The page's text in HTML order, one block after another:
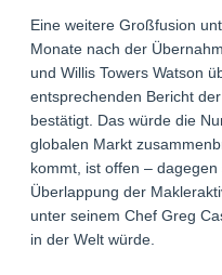
Eine weitere Großfusion
Monate nach der
und Willis Towers Watson
entsprechenden Bericht
bestätigt. Das würde die
globalen Markt
kommt, ist offen –
Überlappung der
unter seinem Chef Greg
in der Welt würde.